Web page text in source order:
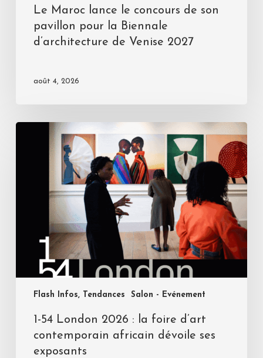
Le Maroc lance le concours de son
pavillon pour la Biennale
d’architecture de Venise 2027
août 4, 2026
Flash Infos, Tendances Salon - Evénement
1-54 London 2026 : la foire d’art
contemporain africain dévoile ses
exposants